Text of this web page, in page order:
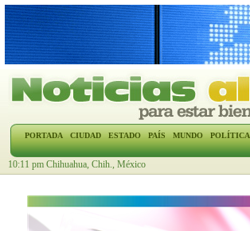
PORTADA CIUDAD ESTADO PAÍS MUNDO POLÍTICA
10:11 pm Chihuahua, Chih., México